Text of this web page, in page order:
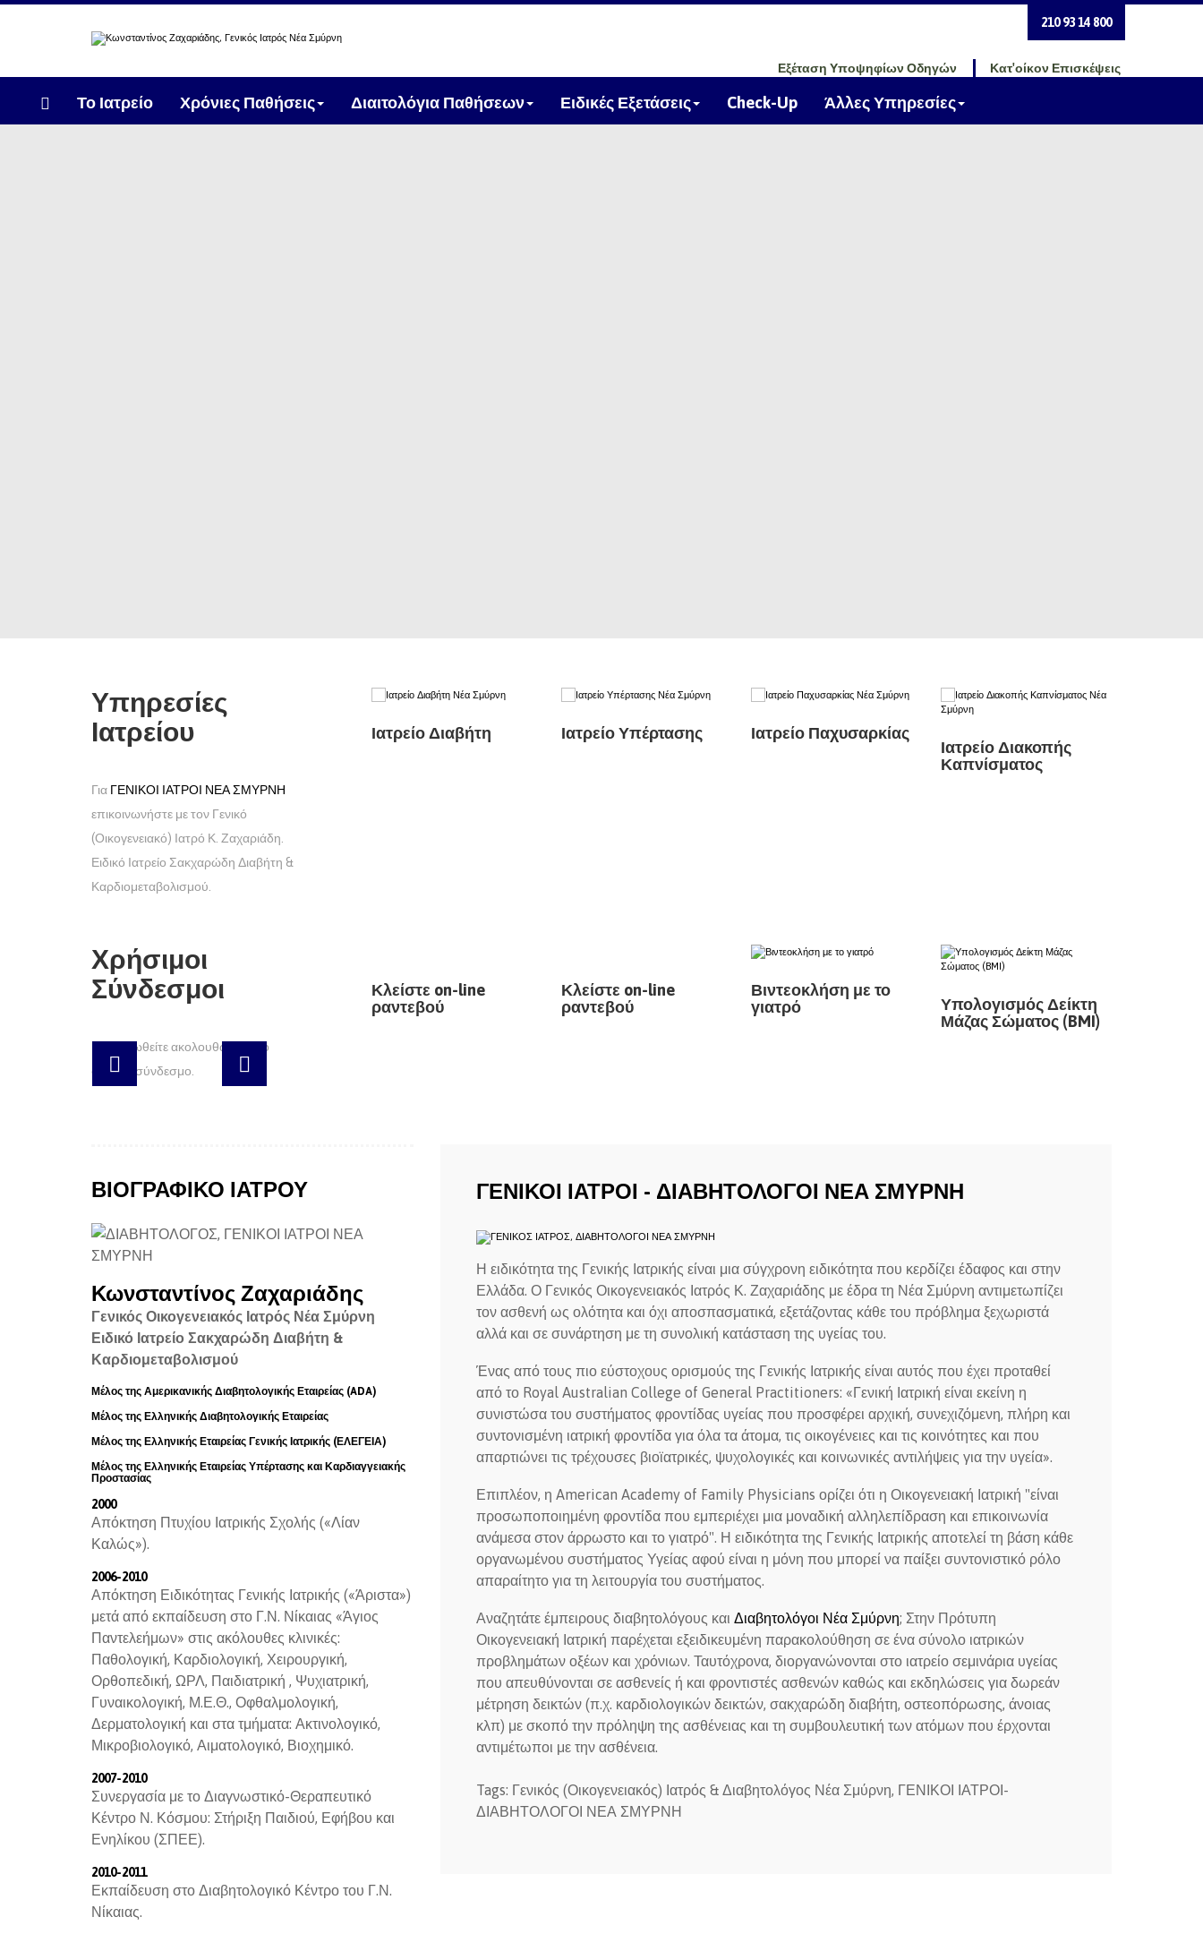
210 93 14 800
Εξέταση Υποψηφίων Οδηγών Κατ'οίκον Επισκέψεις
Το Ιατρείο Χρόνιες Παθήσεις Διαιτολόγια Παθήσεων Ειδικές Εξετάσεις Check-Up Άλλες Υπηρεσίες
Υπηρεσίες
Ιατρείου
Για ΓΕΝΙΚΟΙ ΙΑΤΡΟΙ ΝΕΑ ΣΜΥΡΝΗ
επικοινωνήστε με τον Γενικό
(Οικογενειακό) Ιατρό Κ. Ζαχαριάδη.
Ειδικό Ιατρείο Σακχαρώδη Διαβήτη &
Καρδιομεταβολισμού.
Ιατρείο Διαβήτη Ιατρείο Υπέρτασης Ιατρείο Παχυσαρκίας
Ιατρείο Διακοπής
Καπνίσματος
Χρήσιμοι
Σύνδεσμοι
Ενημερωθείτε ακολουθώντας το
σχετικό σύνδεσμο.
Κλείστε on-line
ραντεβού
Κλείστε on-line
ραντεβού
Βιντεοκλήση με το
γιατρό
Υπολογισμός Δείκτη
Μάζας Σώματος (BMI)
ΒΙΟΓΡΑΦΙΚΟ ΙΑΤΡΟΥ
Κωνσταντίνος Ζαχαριάδης
Γενικός Οικογενειακός Ιατρός Νέα Σμύρνη
Ειδικό Ιατρείο Σακχαρώδη Διαβήτη &
Καρδιομεταβολισμού
Μέλος της Αμερικανικής Διαβητολογικής Εταιρείας (ADA)
Μέλος της Ελληνικής Διαβητολογικής Εταιρείας
Μέλος της Ελληνικής Εταιρείας Γενικής Ιατρικής (ΕΛΕΓΕΙΑ)
Μέλος της Ελληνικής Εταιρείας Υπέρτασης και Καρδιαγγειακής
Προστασίας
2000
Απόκτηση Πτυχίου Ιατρικής Σχολής («Λίαν
Καλώς»).
2006-2010
Απόκτηση Ειδικότητας Γενικής Ιατρικής («Άριστα»)
μετά από εκπαίδευση στο Γ.Ν. Νίκαιας «Άγιος
Παντελεήμων» στις ακόλουθες κλινικές:
Παθολογική, Καρδιολογική, Χειρουργική,
Ορθοπεδική, ΩΡΛ, Παιδιατρική , Ψυχιατρική,
Γυναικολογική, Μ.Ε.Θ., Οφθαλμολογική,
Δερματολογική και στα τμήματα: Ακτινολογικό,
Μικροβιολογικό, Αιματολογικό, Βιοχημικό.
2007-2010
Συνεργασία με το Διαγνωστικό-Θεραπευτικό
Κέντρο Ν. Κόσμου: Στήριξη Παιδιού, Εφήβου και
Ενηλίκου (ΣΠΕΕ).
2010-2011
Εκπαίδευση στο Διαβητολογικό Κέντρο του Γ.Ν.
Νίκαιας.
ΓΕΝΙΚΟΙ ΙΑΤΡΟΙ - ΔΙΑΒΗΤΟΛΟΓΟΙ ΝΕΑ ΣΜΥΡΝΗ
Η ειδικότητα της Γενικής Ιατρικής είναι μια σύγχρονη ειδικότητα που κερδίζει έδαφος και στην
Ελλάδα. Ο Γενικός Οικογενειακός Ιατρός Κ. Ζαχαριάδης με έδρα τη Νέα Σμύρνη αντιμετωπίζει
τον ασθενή ως ολότητα και όχι αποσπασματικά, εξετάζοντας κάθε του πρόβλημα ξεχωριστά
αλλά και σε συνάρτηση με τη συνολική κατάσταση της υγείας του.
Ένας από τους πιο εύστοχους ορισμούς της Γενικής Ιατρικής είναι αυτός που έχει προταθεί
από το Royal Australian College of General Practitioners: «Γενική Ιατρική είναι εκείνη η
συνιστώσα του συστήματος φροντίδας υγείας που προσφέρει αρχική, συνεχιζόμενη, πλήρη και
συντονισμένη ιατρική φροντίδα για όλα τα άτομα, τις οικογένειες και τις κοινότητες και που
απαρτιώνει τις τρέχουσες βιοϊατρικές, ψυχολογικές και κοινωνικές αντιλήψεις για την υγεία».
Επιπλέον, η American Academy of Family Physicians ορίζει ότι η Οικογενειακή Ιατρική "είναι
προσωποποιημένη φροντίδα που εμπεριέχει μια μοναδική αλληλεπίδραση και επικοινωνία
ανάμεσα στον άρρωστο και το γιατρό". Η ειδικότητα της Γενικής Ιατρικής αποτελεί τη βάση κάθε
οργανωμένου συστήματος Υγείας αφού είναι η μόνη που μπορεί να παίξει συντονιστικό ρόλο
απαραίτητο για τη λειτουργία του συστήματος.
Αναζητάτε έμπειρους διαβητολόγους και Διαβητολόγοι Νέα Σμύρνη; Στην Πρότυπη
Οικογενειακή Ιατρική παρέχεται εξειδικευμένη παρακολούθηση σε ένα σύνολο ιατρικών
προβλημάτων οξέων και χρόνιων. Ταυτόχρονα, διοργανώνονται στο ιατρείο σεμινάρια υγείας
που απευθύνονται σε ασθενείς ή και φροντιστές ασθενών καθώς και εκδηλώσεις για δωρεάν
μέτρηση δεικτών (π.χ. καρδιολογικών δεικτών, σακχαρώδη διαβήτη, οστεοπόρωσης, άνοιας
κλπ) με σκοπό την πρόληψη της ασθένειας και τη συμβουλευτική των ατόμων που έρχονται
αντιμέτωποι με την ασθένεια.
Tags: Γενικός (Οικογενειακός) Ιατρός & Διαβητολόγος Νέα Σμύρνη, ΓΕΝΙΚΟΙ ΙΑΤΡΟΙ-
ΔΙΑΒΗΤΟΛΟΓΟΙ ΝΕΑ ΣΜΥΡΝΗ